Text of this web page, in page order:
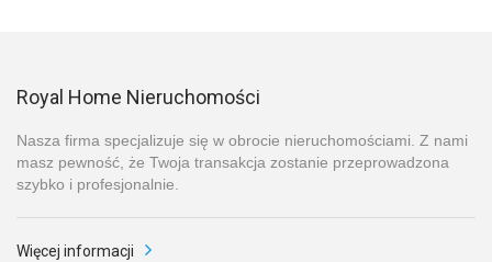
Royal Home Nieruchomości
Nasza firma specjalizuje się w obrocie nieruchomościami. Z nami
masz pewność, że Twoja transakcja zostanie przeprowadzona
szybko i profesjonalnie.
Więcej informacji